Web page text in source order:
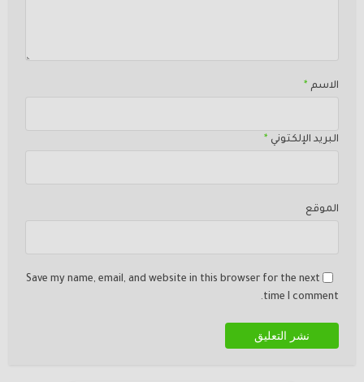
الاسم *
البريد الإلكتوني *
الموقع
Save my name, email, and website in this browser for the next
time I comment.